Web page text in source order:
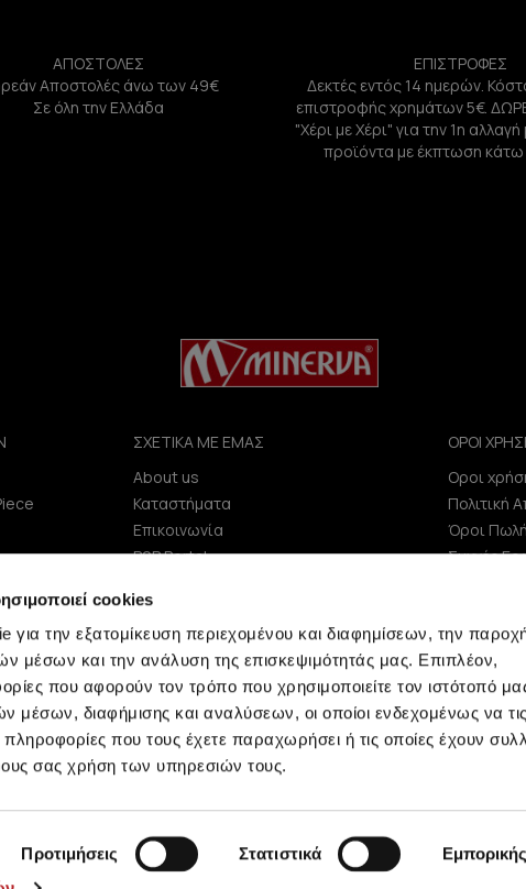
cookies
για την εξατομίκευση περιεχομένου και διαφημίσεων, την
μέσων και την ανάλυση της επισκεψιμότητάς μας. Επιπλέον,
που αφορούν τον τρόπο που χρησιμοποιείτε τον ιστότοπό
μέσων, διαφήμισης και αναλύσεων, οι οποίοι ενδεχομένως να
που τους έχετε παραχωρήσει ή τις οποίες έχουν
σας χρήση των υπηρεσιών τους.
Προτιμήσεις Στατιστικά
ΑΠΟΣΤΟΛΕΣ
Αποστολές άνω των 49€
Σε όλη την Ελλάδα
ΕΠΙΣΤΡΟΦΕΣ
Δεκτές εντός 14 ημερών.
επιστροφής χρημάτων 5€.
"Χέρι με Χέρι" για την 1η
προϊόντα με έκπτωση
ΣΧΕΤΙΚΑ ΜΕ ΕΜΑΣ
About us
Καταστήματα
Επικοινωνία
B2B Portal
ΑΝΑΚΟΙΝΩΣΕΙΣ ΧΑΑ
Εταιρεία
ΟΡΟΙ
Οροι
Πολιτική
Όροι
Συχνές
Minerva © 2009 - 2026 Minerva, All rights reserved.